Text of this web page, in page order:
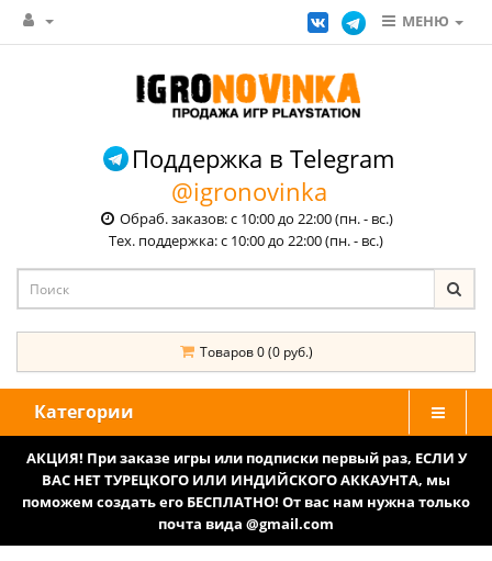
МЕНЮ
Поддержка в Telegram
@igronovinka
Обраб. заказов: с 10:00 до 22:00 (пн. - вс.)
Тех. поддержка: с 10:00 до 22:00 (пн. - вс.)
Товаров 0 (0 руб.)
Категории
АКЦИЯ! При заказе игры или подписки первый раз, ЕСЛИ У
ВАС НЕТ ТУРЕЦКОГО ИЛИ ИНДИЙСКОГО АККАУНТА, мы
поможем создать его БЕСПЛАТНО! От вас нам нужна только
почта вида @gmail.com